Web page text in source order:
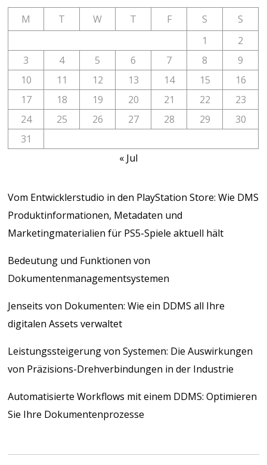
M T W T F S
S
1
2
3
4 5 6 7 8
9
10
11 12 13 14 15
16
17
18 19 20 21 22
23
24
25 26 27 28 29
30
31
« Jul
Vom Entwicklerstudio in den PlayStation Store: Wie DMS
Produktinformationen, Metadaten und
Marketingmaterialien für PS5-Spiele aktuell hält
Bedeutung und Funktionen von
Dokumentenmanagementsystemen
Jenseits von Dokumenten: Wie ein DDMS all Ihre
digitalen Assets verwaltet
Leistungssteigerung von Systemen: Die Auswirkungen
von Präzisions-Drehverbindungen in der Industrie
Automatisierte Workflows mit einem DDMS: Optimieren
Sie Ihre Dokumentenprozesse